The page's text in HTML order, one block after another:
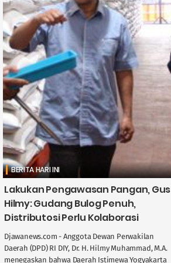
BERITA HARI INI
Lakukan Pengawasan Pangan, Gus
Hilmy: Gudang Bulog Penuh,
Distributosi Perlu Kolaborasi
Djawanews.com - Anggota Dewan Perwakilan
Daerah (DPD) RI DIY, Dr. H. Hilmy Muhammad, M.A.
menegaskan bahwa Daerah Istimewa Yogyakarta